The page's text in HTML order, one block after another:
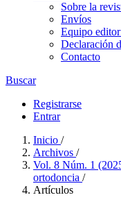
Sobre la
Envíos
Equipo
Declaración
Contacto
Buscar
Registrarse
Entrar
Inicio /
Archivos /
Vol. 8 Núm. 1
ortodoncia /
Artículos